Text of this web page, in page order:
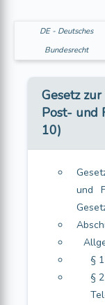
DE - Deutsches
Bundesrecht
Gesetz
Post- und
10)
und
§
§